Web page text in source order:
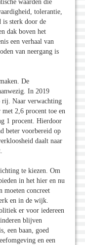
waarden die
tolerantie,
is sterk door de
dak boven het
een verhaal van
van neergang is
De
In 2019
rij. Naar verwachting
2,6 procent toe en
1 procent. Hierdoor
beter voorbereid op
daalt naar
te kiezen. Om
in het hier en nu
moeten concreet
en in de wijk.
er voor iedereen
blijven
een baan, goed
en een